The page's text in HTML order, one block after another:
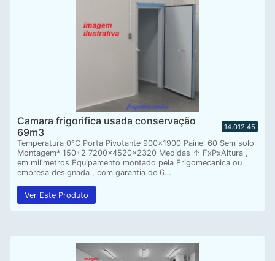
Camara frigorifica usada conservação
69m3
14.012.45
Temperatura 0ºC Porta Pivotante 900×1900 Painel 60 Sem solo
Montagem* 150+2 7200x4520x2320 Medidas ↑ FxPxAltura ,
em milimetros Equipamento montado pela Frigomecanica ou
empresa designada , com garantia de 6…
Ver Este Produto